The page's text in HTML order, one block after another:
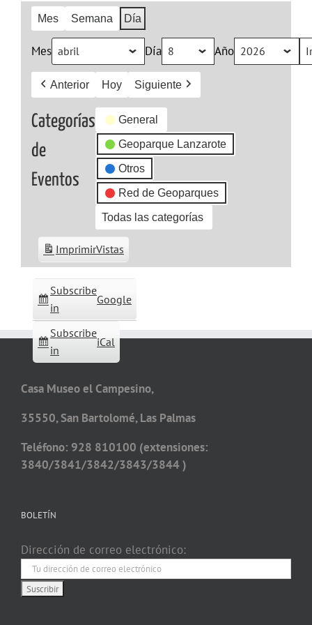
Mes Semana Día
Mes Día Año
Anterior Hoy Siguiente
Categorías
de
Eventos
General
Geoparque Lanzarote
Otros
Red de Geoparques
Todas las categorías
Subscribe
in
Google
Subscribe
in
iCal
ImprimirVistas
Casa Museo el Campesino,
35550, San Bartolomé, Las Palmas
Teléfono: 928 810100 (extensiones:
3840/3841/3842/3843/3844 )
BOLETÍN
Dirección de correo electrónico: